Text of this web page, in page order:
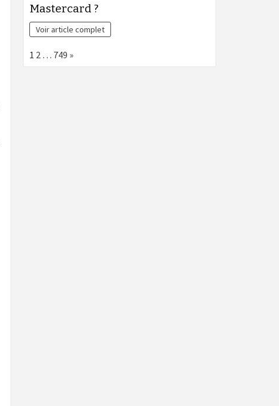
Mastercard ?
Voir article complet
Page:
1 2 … 749 Next
»